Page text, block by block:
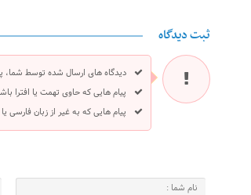
ثبت دیدگاه
دیدگاه های ارسال شده توسط
پیام هایی که حاوی تهمت یا افترا
پیام هایی که به غیر از زبان